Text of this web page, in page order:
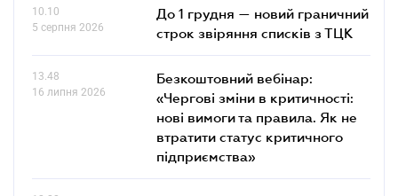
10.10
5 серпня 2026
До 1 грудня — новий граничний
строк звіряння списків з ТЦК
13.48
16 липня 2026
Безкоштовний вебінар:
«Чергові зміни в критичності:
нові вимоги та правила. Як не
втратити статус критичного
підприємства»